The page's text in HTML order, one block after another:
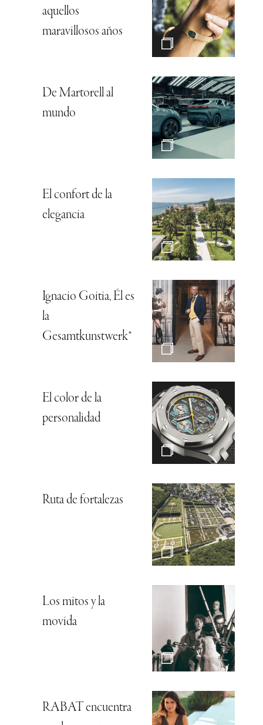
aquellos
maravillosos años
De Martorell al
mundo
El confort de la
elegancia
Ignacio Goitia, Él es
la
Gesamtkunstwerk*
El color de la
personalidad
Ruta de fortalezas
Los mitos y la
movida
RABAT encuentra